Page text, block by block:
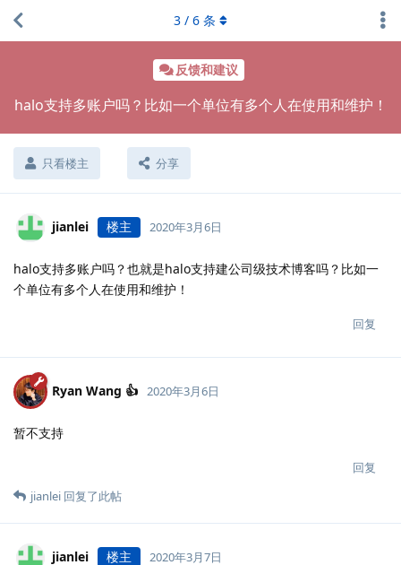
反馈和建议
halo支持多账户吗？比如一个单位有多个人在使用和维护！
只看楼主 分享
3 / 6 条
jianlei 楼主 2020年3月6日
halo支持多账户吗？也就是halo支持建公司级技术博客吗？比如一
个单位有多个人在使用和维护！
回复
Ryan Wang 👍 2020年3月6日
暂不支持
回复
jianlei 回复了此帖
jianlei 楼主 2020年3月7日